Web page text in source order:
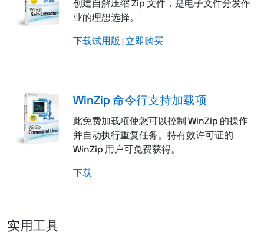
创建自解压缩 Zip 文件，是电子文件分发作
业的理想选择。
下载试用版 立即购买
WinZip 命令行支持加载项
此免费加载项使您可以控制 WinZip 的操作
并自动执行重复任务。持有效许可证的
WinZip 用户可免费获得。
下载
实用工具